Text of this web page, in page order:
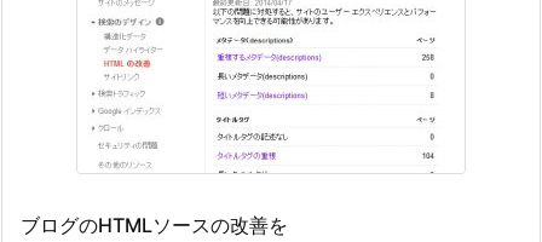
ブログのHTMLソースの改善を